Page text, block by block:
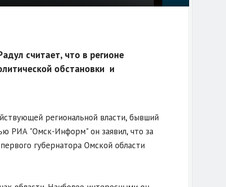
считает, что в регионе
обстановки и
региональной власти, бывший
РИА "Омск-Информ" он заявил, что за
губернатора Омской области